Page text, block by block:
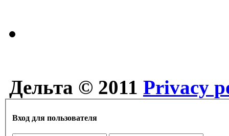
Дельта © 2011 Privacy
Вход для пользователя